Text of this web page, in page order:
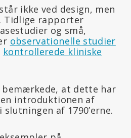
ikke ved design, men
Tidlige rapporter
og små,
observationelle studier
kontrollerede kliniske
bemærkede, at dette har
introduktionen af
i slutningen af 1790’erne.